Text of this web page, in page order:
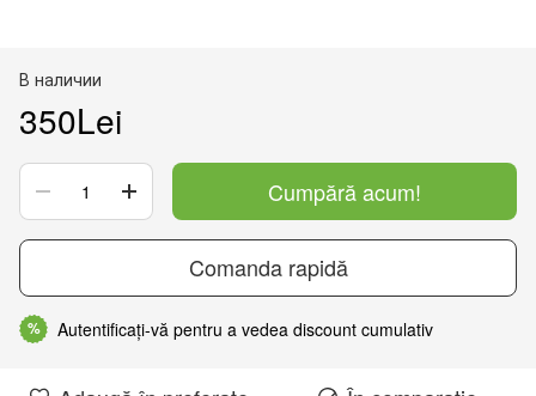
В наличии
350Lei
Cumpără acum!
Comanda rapidă
% Autentificați-vă pentru a vedea discount cumulativ